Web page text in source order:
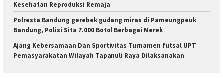
Kesehatan Reproduksi Remaja
Polresta Bandung gerebek gudang miras di Pameungpeuk
Bandung, Polisi Sita 7.000 Botol Berbagai Merek
Ajang Kebersamaan Dan Sportivitas Turnamen futsal UPT
Pemasyarakatan Wilayah Tapanuli Raya Dilaksanakan